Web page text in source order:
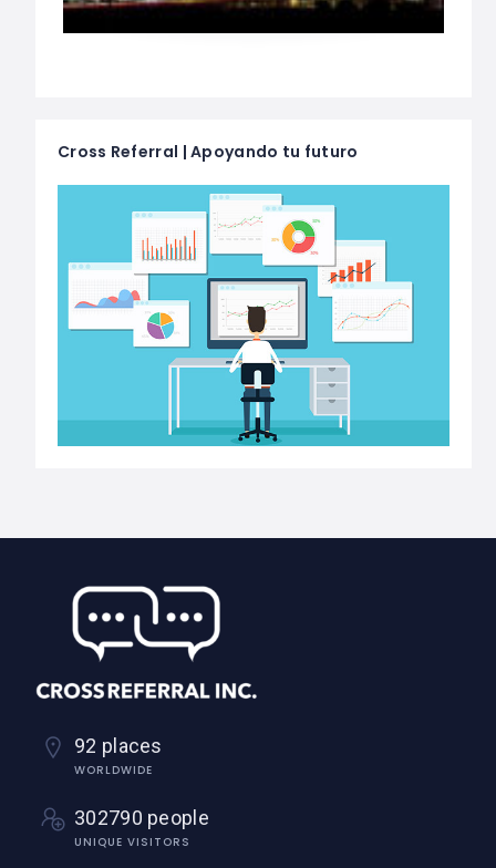
Cross Referral | Apoyando tu futuro
92 places
WORLDWIDE
302790 people
UNIQUE VISITORS